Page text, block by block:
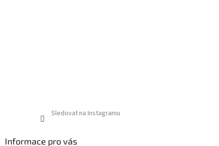
Sledovat na Instagramu
Informace pro vás